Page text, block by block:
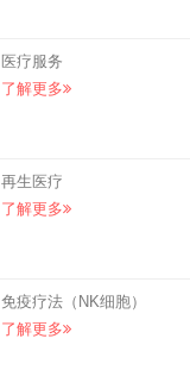
医疗服务
了解更多
再生医疗
了解更多
免疫疗法（NK细胞）
了解更多